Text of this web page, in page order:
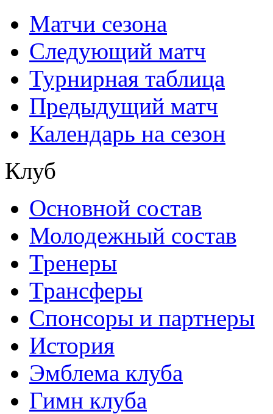
Матчи сезона
Следующий матч
Турнирная таблица
Предыдущий матч
Календарь на сезон
Клуб
Основной состав
Молодежный состав
Тренеры
Трансферы
Спонсоры и партнеры
История
Эмблема клуба
Гимн клуба